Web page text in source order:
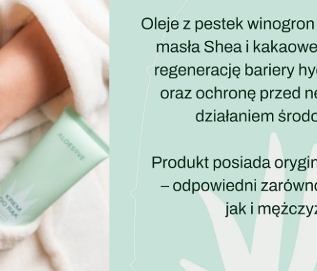
75 ml
z aloesem. Skutecznie nawilża dłonie i koi
i nie pozostawia na dłoniach uczucia lepkości.
płatności